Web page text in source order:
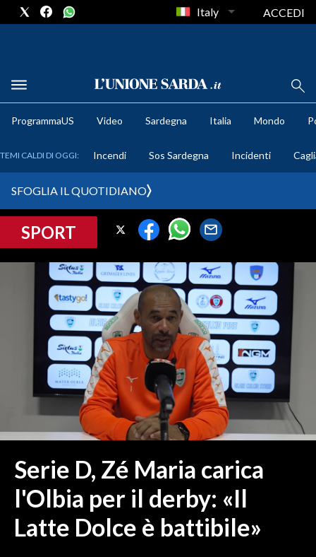
METEO
CRONACA SARDEGNA
PROVINCIA DI CAGLIARI
SULCIS IGLESIENTE
MEDIO CAMPIDANO
ORISTANO E PROVINCIA
SASSARI E PROVINCIA
GALLURA
NUORO E PROVINCIA
ITALIA
MONDO
Italy ACCEDI
ProgrammaUS Video Sardegna Italia Mondo
TEMI CALDI DI OGGI: Incendi Sos Sardegna Incidenti
SFOGLIA IL QUOTIDIANO
SPORT
Serie D, Zé Maria carica
l'Olbia per il derby: «Il
Latte Dolce è battibile»